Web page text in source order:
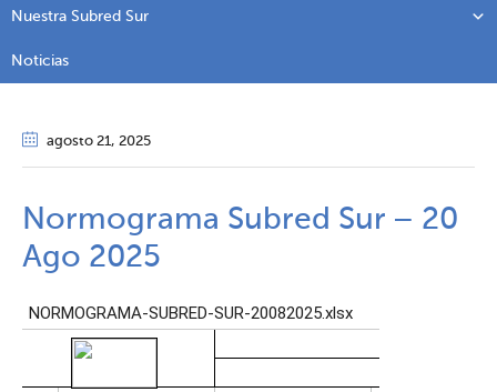
Nuestra Subred Sur
Noticias
agosto 21, 2025
Normograma Subred Sur – 20
Ago 2025